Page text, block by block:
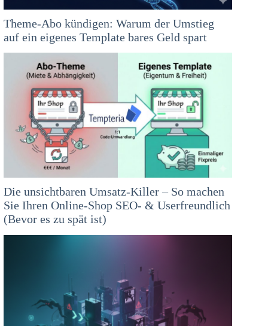
Theme-Abo kündigen: Warum der Umstieg
auf ein eigenes Template bares Geld spart
Die unsichtbaren Umsatz-Killer – So machen
Sie Ihren Online-Shop SEO- & Userfreundlich
(Bevor es zu spät ist)